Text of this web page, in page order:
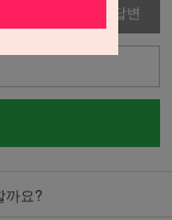
답변
까요?